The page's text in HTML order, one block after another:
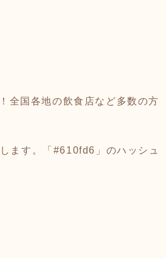
全国各地の飲食店など多数の方
ます。「#610fd6」のハッシュ